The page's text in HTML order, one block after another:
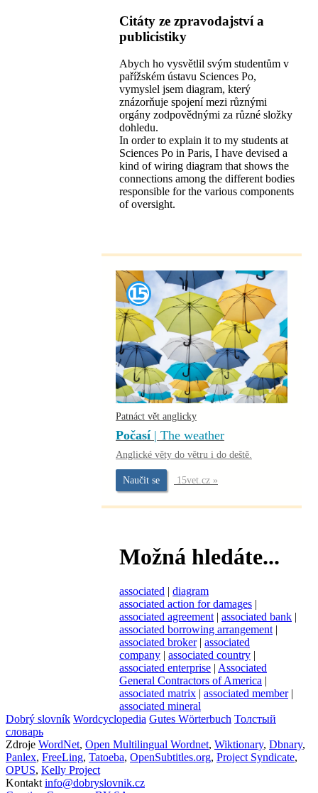
Citáty ze zpravodajství a
publicistiky
Abych ho vysvětlil svým studentům v
pařížském ústavu Sciences Po,
vymyslel jsem diagram, který
znázorňuje spojení mezi různými
orgány zodpovědnými za různé složky
dohledu.
In order to explain it to my students at
Sciences Po in Paris, I have devised a
kind of wiring diagram that shows the
connections among the different bodies
responsible for the various components
of oversight.
Patnáct vět anglicky
Počasí | The weather
Anglické věty do větru i do deště.
Naučit se 15vet.cz »
Možná hledáte...
associated
diagram
associated action for damages
associated agreement
associated bank
associated borrowing arrangement
associated broker
associated
company
associated country
associated enterprise Associated
General Contractors of America
associated matrix
associated member
associated mineral
Dobrý slovník Wordcyclopedia Gutes Wörterbuch Толстый
словарь
Zdroje WordNet, Open Multilingual Wordnet, Wiktionary, Dbnary,
Panlex, FreeLing, Tatoeba, OpenSubtitles.org, Project Syndicate,
OPUS, Kelly Project
Kontakt info@dobryslovnik.cz